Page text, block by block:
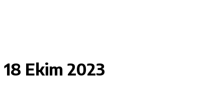
18 Ekim 2023